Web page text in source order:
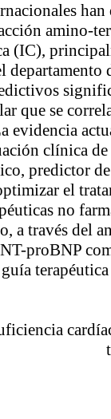
amino-
(IC),
que se
evidencia
clínica
predictor
el
no
a través del
proBNP